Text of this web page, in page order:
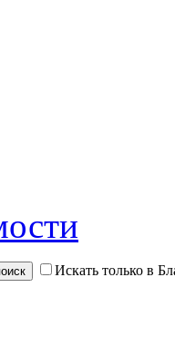
Искать только в